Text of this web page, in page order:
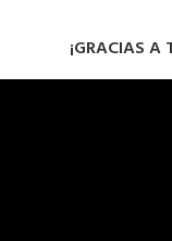
¡GRACIAS A